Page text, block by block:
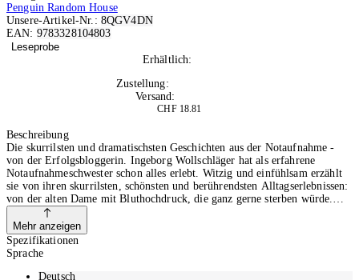
Penguin Random House
Unsere-Artikel-Nr.: 8QGV4DN
EAN: 9783328104803
Leseprobe
Erhältlich:
Zustellung:
Versand:
CHF 18.81
Beschreibung
Die skurrilsten und dramatischsten Geschichten aus der Notaufnahme -
von der Erfolgsbloggerin. Ingeborg Wollschläger hat als erfahrene
Notaufnahmeschwester schon alles erlebt. Witzig und einfühlsam erzählt
sie von ihren skurrilsten, schönsten und berührendsten Alltagserlebnissen:
von der alten Dame mit Bluthochdruck, die ganz gerne sterben würde.
Von dem Mann, der sich für einen Notfall hält, weil er dringend
Zahnseide braucht, und dem Praktikanten, der sich mehr
Hirnquetschungen wünscht - so wie in Emergency Room. Selten läuft
zwischen Schmerzinfusionen, Gipsverbänden und Röntgenbildern alles
nach Plan. Und doch zeigen all diese wunderbar unterhaltsamen
Geschichten, dass die Notaufnahme vor allem eines ist: durch und durch
Mehr anzeigen
Spezifikationen
Sprache
Deutsch